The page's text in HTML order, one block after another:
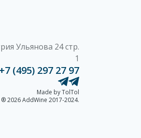
Ульянова 24 стр.
1
+7 (495) 297 27 97
Made by TolTol
® 2026 AddWine 2017-2024.